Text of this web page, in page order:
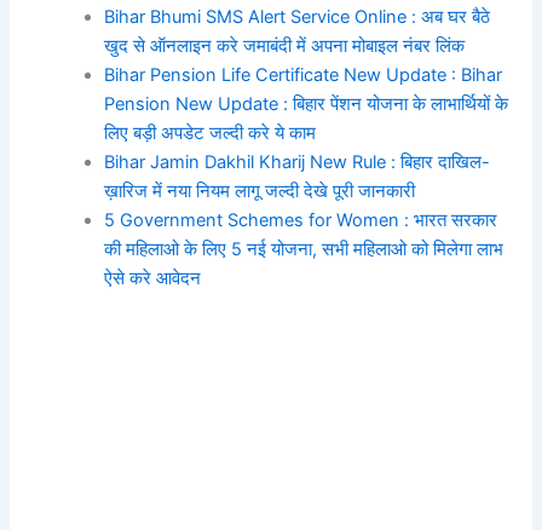
Bihar Bhumi SMS Alert Service Online : अब घर बैठे
खुद से ऑनलाइन करे जमाबंदी में अपना मोबाइल नंबर लिंक
Bihar Pension Life Certificate New Update : Bihar
Pension New Update : बिहार पेंशन योजना के लाभार्थियों के
लिए बड़ी अपडेट जल्दी करे ये काम
Bihar Jamin Dakhil Kharij New Rule : बिहार दाखिल-
ख़ारिज में नया नियम लागू जल्दी देखे पूरी जानकारी
5 Government Schemes for Women : भारत सरकार
की महिलाओ के लिए 5 नई योजना, सभी महिलाओ को मिलेगा लाभ
ऐसे करे आवेदन